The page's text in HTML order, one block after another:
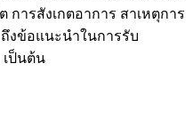
การสังเกตอาการ สาเหตุการ
งข้อแนะนำในการรับ
ป็นต้น